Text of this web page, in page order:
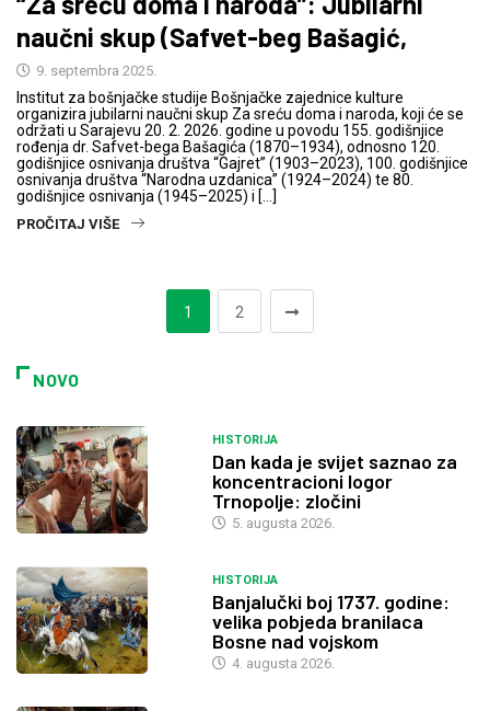
naučni skup (Safvet-beg Bašagić,
9. septembra 2025.
Institut za bošnjačke studije Bošnjačke zajednice kulture
organizira jubilarni naučni skup Za sreću doma i naroda, koji će se
održati u Sarajevu 20. 2. 2026. godine u povodu 155. godišnjice
rođenja dr. Safvet-bega Bašagića (1870–1934), odnosno 120.
godišnjice osnivanja društva “Gajret” (1903–2023), 100. godišnjice
osnivanja društva “Narodna uzdanica” (1924–2024) te 80.
godišnjice osnivanja (1945–2025) i […]
PROČITAJ VIŠE
1 2
NOVO
HISTORIJA
Dan kada je svijet saznao za
koncentracioni logor
Trnopolje: zločini
5. augusta 2026.
HISTORIJA
Banjalučki boj 1737. godine:
velika pobjeda branilaca
Bosne nad vojskom
4. augusta 2026.